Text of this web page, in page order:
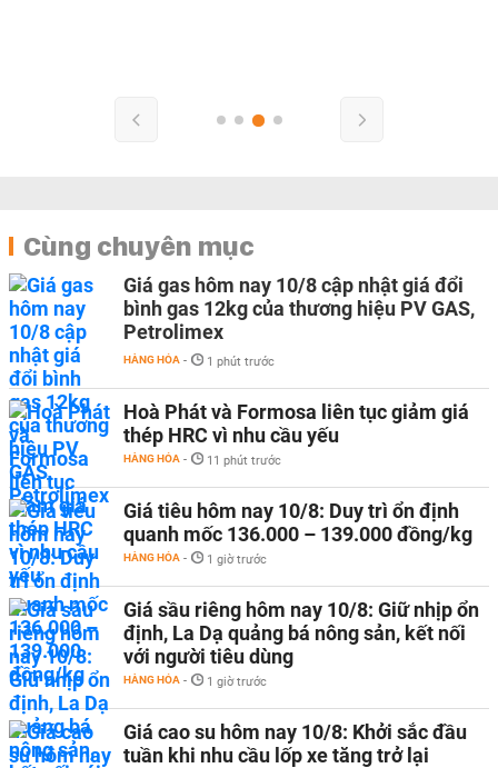
Cùng chuyên mục
Giá gas hôm nay 10/8 cập nhật giá đổi
bình gas 12kg của thương hiệu PV GAS,
Petrolimex
HÀNG HÓA - 1 phút trước
Hoà Phát và Formosa liên tục giảm giá
thép HRC vì nhu cầu yếu
HÀNG HÓA - 11 phút trước
Giá tiêu hôm nay 10/8: Duy trì ổn định
quanh mốc 136.000 – 139.000 đồng/kg
HÀNG HÓA - 1 giờ trước
Giá sầu riêng hôm nay 10/8: Giữ nhịp ổn
định, La Dạ quảng bá nông sản, kết nối
với người tiêu dùng
HÀNG HÓA - 1 giờ trước
Giá cao su hôm nay 10/8: Khởi sắc đầu
tuần khi nhu cầu lốp xe tăng trở lại